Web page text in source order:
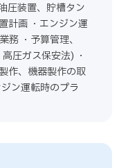
圧装置、貯槽タン
計画 ・エンジン運
務 ・予算管理、
圧ガス保安法) ・
作、機器製作の取
ン運転時のプラ